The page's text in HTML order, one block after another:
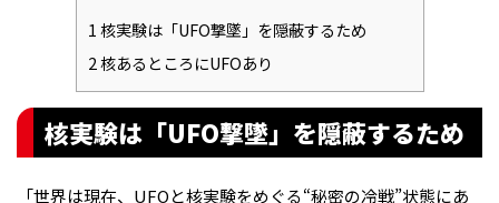
1核実験は「UFO撃墜」を隠蔽するため
2核あるところにUFOあり
核実験は「UFO撃墜」を隠蔽するため
「世界は現在、UFOと核実験をめぐる“秘密の冷戦”状態にあ